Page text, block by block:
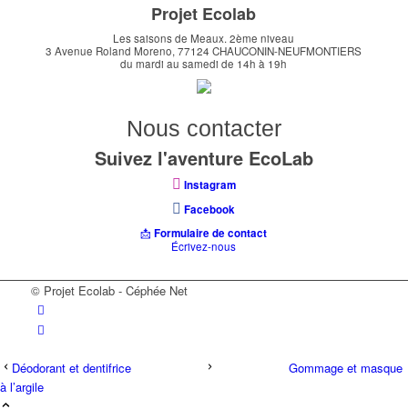
Projet Ecolab
Les saisons de Meaux. 2ème niveau
3 Avenue Roland Moreno, 77124 CHAUCONIN-NEUFMONTIERS
du mardi au samedi de 14h à 19h
Nous contacter
Suivez l'aventure EcoLab
Instagram
Facebook
📩Formulaire de contact
Écrivez-nous
© Projet Ecolab - Céphée Net
Déodorant et dentifrice
Gommage et masque
à l’argile